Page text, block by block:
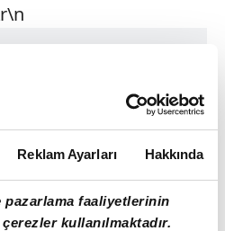
Reklam Ayarları Hakkında
faaliyetlerinin
kullanılmaktadır.